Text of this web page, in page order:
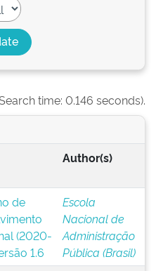
time: 0.146 seconds).
Author(s)
de
(2020-
1.6
Escola
Nacional de
Administração
Pública (Brasil)